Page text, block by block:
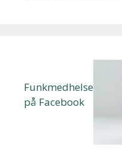
Funkmedhelse
på Facebook